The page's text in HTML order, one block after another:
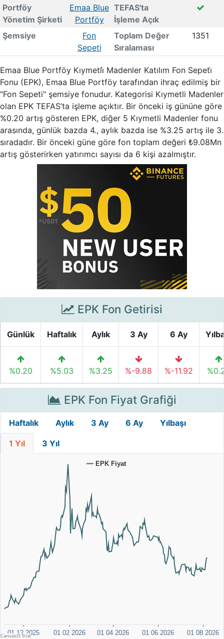
Portföy
Yönetim Şirketi
Emaa Blue
Portföy
TEFAS'ta
İşleme Açık
Şemsiye
Fon
Sepeti
Toplam Değer
Sıralaması
1351
Emaa Blue Portföy Kıymetli̇ Madenler Katılım Fon Sepeti̇
Fonu (EPK), Emaa Blue Portföy tarafından ihraç edilmiş bir
"Fon Sepeti" şemsiye fonudur. Kategorisi Kıymetli Madenler
olan EPK TEFAS’ta işleme açıktır. Bir önceki iş gününe göre
%0.20 artış gösteren EPK, diğer 5 Kıymetli Madenler fonu
arasında, günlük bazda 4., aylık bazda ise %3.25 artış ile 3.
sıradadır. Bir önceki güne göre fon toplam değeri ₺9.08Mn
artış gösterirken yatırımcı sayısı da 6 kişi azalmıştır.
EPK Fon Getirisi
Günlük Haftalık Aylık 3 Ay 6 Ay
%0.20 %5.03 %3.25 %-9.88 %-11.92
EPK Fon Fiyat Grafiği
Haftalık Aylık 3 Ay 6 Ay Yılbaşı
1 Yıl 3 Yıl